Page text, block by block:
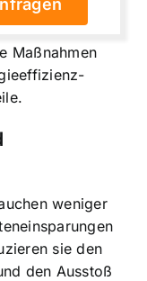
Maßnahmen
weniger
sie den
den Ausstoß